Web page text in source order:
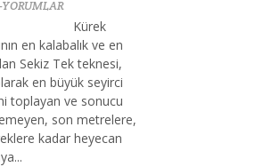
Kürek
en kalabalık ve en
Sekiz Tek teknesi,
en büyük seyirci
toplayan ve sonucu
son metrelere,
kadar heyecan